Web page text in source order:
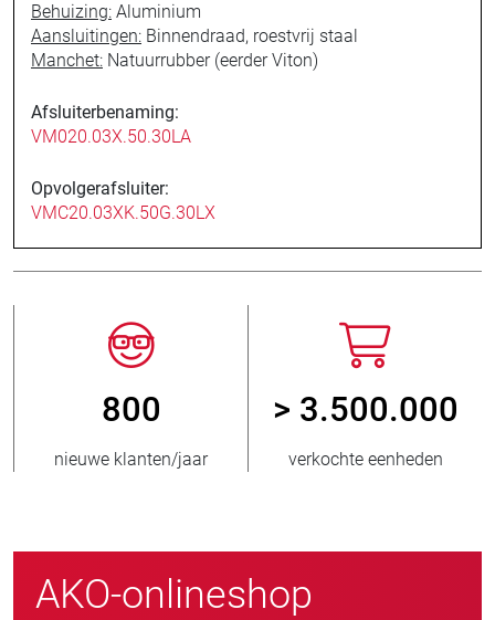
Behuizing: Aluminium
Aansluitingen: Binnendraad, roestvrij staal
Manchet: Natuurrubber (eerder Viton)
Afsluiterbenaming:
VM020.03X.50.30LA
Opvolgerafsluiter:
VMC20.03XK.50G.30LX
800
nieuwe klanten/jaar
> 3.500.000
verkochte eenheden
AKO-onlineshop